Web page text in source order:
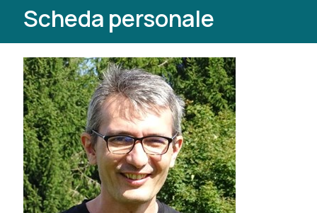
Scheda personale